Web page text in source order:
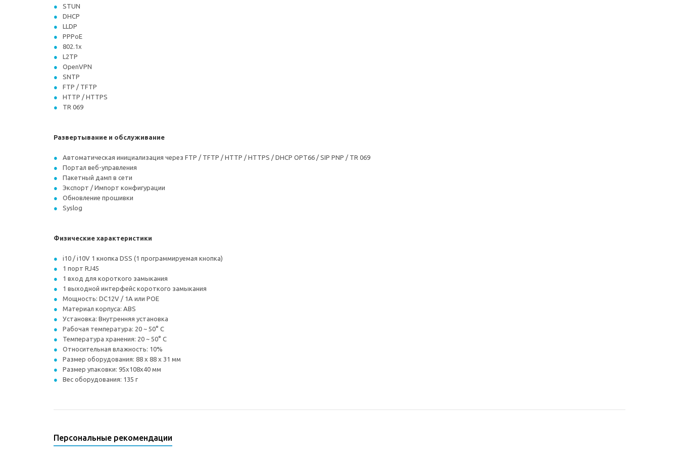
STUN
DHCP
LLDP
PPPoE
802.1x
L2TP
OpenVPN
SNTP
FTP / TFTP
HTTP / HTTPS
TR 069
Развертывание и обслуживание
Автоматическая инициализация через FTP / TFTP / HTTP / HTTPS / DHCP OPT66 / SIP PNP / TR 069
Портал веб-управления
Пакетный дамп в сети
Экспорт / Импорт конфигурации
Обновление прошивки
Syslog
Физические характеристики
i10 / i10V 1 кнопка DSS (1 программируемая кнопка)
1 порт RJ45
1 вход для короткого замыкания
1 выходной интерфейс короткого замыкания
Мощность: DC12V / 1A или POE
Материал корпуса: ABS
Установка: Внутренняя установка
Рабочая температура: 20 ~ 50° C
Температура хранения: 20 ~ 50° C
Относительная влажность: 10%
Размер оборудования: 88 х 88 х 31 мм
Размер упаковки: 95x108x40 мм
Вес оборудования: 135 г
Персональные рекомендации